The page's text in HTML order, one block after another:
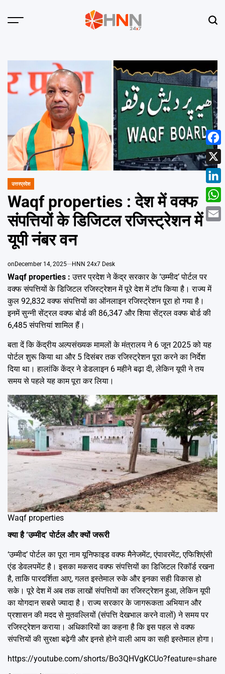
Menu
POSTED
उत्तरप्रदेश
Waqf properties : देश में वक्फ
संपत्तियों के डिजिटल रजिस्ट्रेशन में
यूपी नंबर वन
onDecember 14, 2025 HNN 24x7 Desk
Waqf properties : उत्तर प्रदेश ने केंद्र सरकार के ‘उम्मीद’ पोर्टल पर
वक्फ संपत्तियों के डिजिटल रजिस्ट्रेशन में पूरे देश में टॉप किया है। राज्य में
कुल 92,832 वक्फ संपत्तियों का ऑनलाइन रजिस्ट्रेशन पूरा हो गया है।
इनमें सुन्नी सेंट्रल वक्फ बोर्ड की 86,347 और शिया सेंट्रल वक्फ बोर्ड की
6,485 संपत्तियां शामिल हैं।
बता दें कि केंद्रीय अल्पसंख्यक मामलों के मंत्रालय ने 6 जून 2025 को यह
पोर्टल शुरू किया था और 5 दिसंबर तक रजिस्ट्रेशन पूरा करने का निर्देश
दिया था। हालांकि केंद्र ने डेडलाइन 6 महीने बढ़ा दी, लेकिन यूपी ने तय
समय से पहले यह काम पूरा कर लिया।
Waqf properties
क्या है ‘उम्मीद’ पोर्टल और क्यों जरूरी
‘उम्मीद’ पोर्टल का पूरा नाम यूनिफाइड वक्फ मैनेजमेंट, एंपावरमेंट, एफिशिएंसी
एंड डेवलपमेंट है। इसका मकसद वक्फ संपत्तियों का डिजिटल रिकॉर्ड रखना
है, ताकि पारदर्शिता आए, गलत इस्तेमाल रुके और इनका सही विकास हो
सके। पूरे देश में अब तक लाखों संपत्तियों का रजिस्ट्रेशन हुआ, लेकिन यूपी
का योगदान सबसे ज्यादा है। राज्य सरकार के जागरूकता अभियान और
प्रशासन की मदद से मुतवल्लियों (संपत्ति देखभाल करने वालों) ने समय पर
रजिस्ट्रेशन कराया। अधिकारियों का कहना है कि इस पहल से वक्फ
संपत्तियों की सुरक्षा बढ़ेगी और इनसे होने वाली आय का सही इस्तेमाल होगा।
https://youtube.com/shorts/Bo3QHVgKCUo?feature=share
X